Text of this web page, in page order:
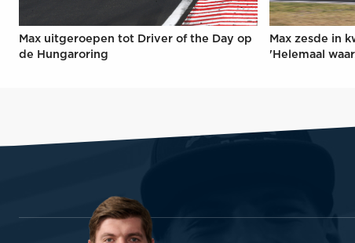
Max uitgeroepen tot Driver of the Day op
de Hungaroring
Max zesde in
'Helemaal